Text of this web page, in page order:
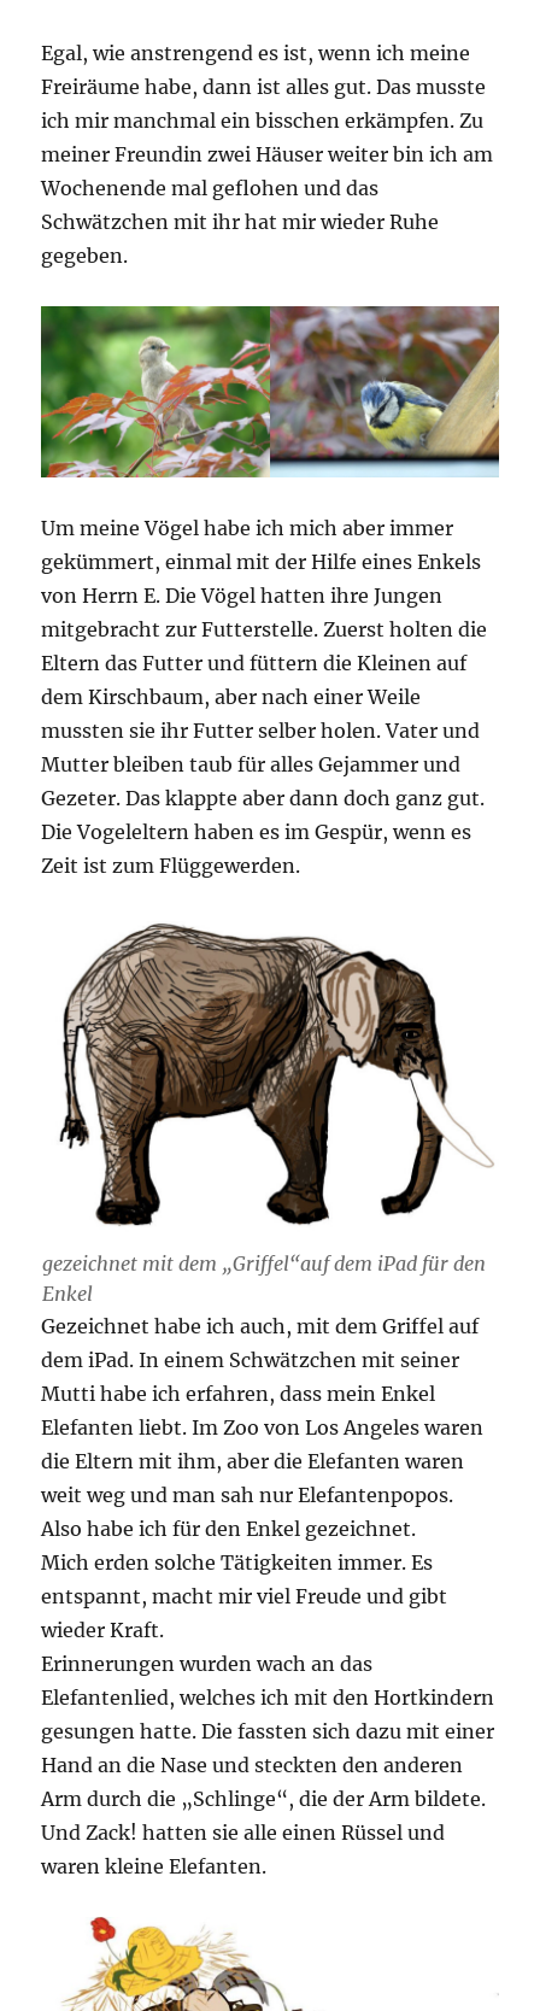
Egal, wie anstrengend es ist, wenn ich meine
Freiräume habe, dann ist alles gut. Das musste
ich mir manchmal ein bisschen erkämpfen. Zu
meiner Freundin zwei Häuser weiter bin ich am
Wochenende mal geflohen und das
Schwätzchen mit ihr hat mir wieder Ruhe
gegeben.
Um meine Vögel habe ich mich aber immer
gekümmert, einmal mit der Hilfe eines Enkels
von Herrn E. Die Vögel hatten ihre Jungen
mitgebracht zur Futterstelle. Zuerst holten die
Eltern das Futter und füttern die Kleinen auf
dem Kirschbaum, aber nach einer Weile
mussten sie ihr Futter selber holen. Vater und
Mutter bleiben taub für alles Gejammer und
Gezeter. Das klappte aber dann doch ganz gut.
Die Vogeleltern haben es im Gespür, wenn es
Zeit ist zum Flüggewerden.
gezeichnet mit dem „Griffel“auf dem iPad für den
Enkel
Gezeichnet habe ich auch, mit dem Griffel auf
dem iPad. In einem Schwätzchen mit seiner
Mutti habe ich erfahren, dass mein Enkel
Elefanten liebt. Im Zoo von Los Angeles waren
die Eltern mit ihm, aber die Elefanten waren
weit weg und man sah nur Elefantenpopos.
Also habe ich für den Enkel gezeichnet.
Mich erden solche Tätigkeiten immer. Es
entspannt, macht mir viel Freude und gibt
wieder Kraft.
Erinnerungen wurden wach an das
Elefantenlied, welches ich mit den Hortkindern
gesungen hatte. Die fassten sich dazu mit einer
Hand an die Nase und steckten den anderen
Arm durch die „Schlinge“, die der Arm bildete.
Und Zack! hatten sie alle einen Rüssel und
waren kleine Elefanten.